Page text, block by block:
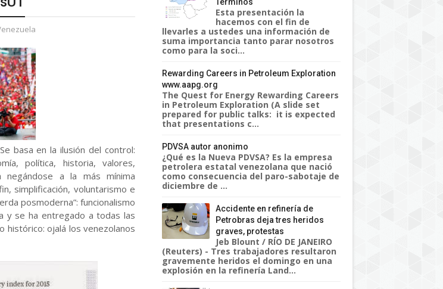
basa en la ilusión del control:
política, historia, valores,
negándose a la más mínima
simplificación, voluntarismo e
posmoderna”: funcionalismo
y se ha entregado a todas las
histórico: ojalá los venezolanos
Esta presentación la
hacemos con el fin de
llevarles a ustedes una información de
suma importancia tanto parar nosotros
como para la soci...
Rewarding Careers in Petroleum Exploration
www.aapg.org
The Quest for Energy Rewarding Careers
in Petroleum Exploration (A slide set
prepared for public talks: it is expected
that presentations c...
PDVSA autor anonimo
¿Qué es la Nueva PDVSA? Es la empresa
petrolera estatal venezolana que nació
como consecuencia del paro-sabotaje de
diciembre de ...
Accidente en refinería de
Petrobras deja tres heridos
graves, protestas
Jeb Blount / RÍO DE JANEIRO
(Reuters) - Tres trabajadores resultaron
gravemente heridos el domingo en una
explosión en la refinería Land...